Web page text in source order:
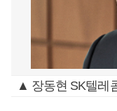
▲ 장동현 SK텔레